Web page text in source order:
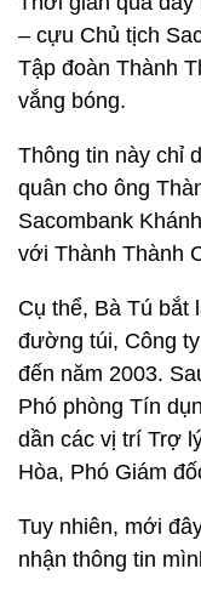
– cựu Chủ tịch
Tập đoàn Thành
vắng bóng.
Thông tin này chỉ
quân cho ông
Sacombank
với Thành Thành
Cụ thể, Bà Tú bắt
đường túi, Công
đến năm 2003.
Phó phòng Tín
dần các vị trí Trợ
Hòa, Phó Giám
Tuy nhiên, mới
nhận thông tin